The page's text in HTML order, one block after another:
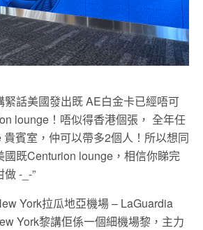
緊話美國發出既 AE白金卡已經唔可
lounge！唔似得香港個張， 全年任
賓室，仲可以帶多2個人！所以想同
國既Centurion lounge，相信你睇完
-_-”
York拉瓜地亞機場 – LaGuardia
York黎講佢係一個細機場黎，主力